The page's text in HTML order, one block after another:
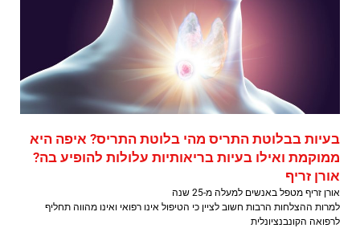
בעיות בבלוטת התריס מהי בלוטת התריס? איפה היא
ממוקמת ואילו בעיות בריאותיות עלולות להופיע בה?
אורן זריף
אורן זריף מטפל באנשים למעלה מ-25 שנה
למרות ההצלחות הרבות חשוב לציין כי הטיפול אינו רפואי ואינו מהווה תחליף
לרפואה הקונבנציונלית